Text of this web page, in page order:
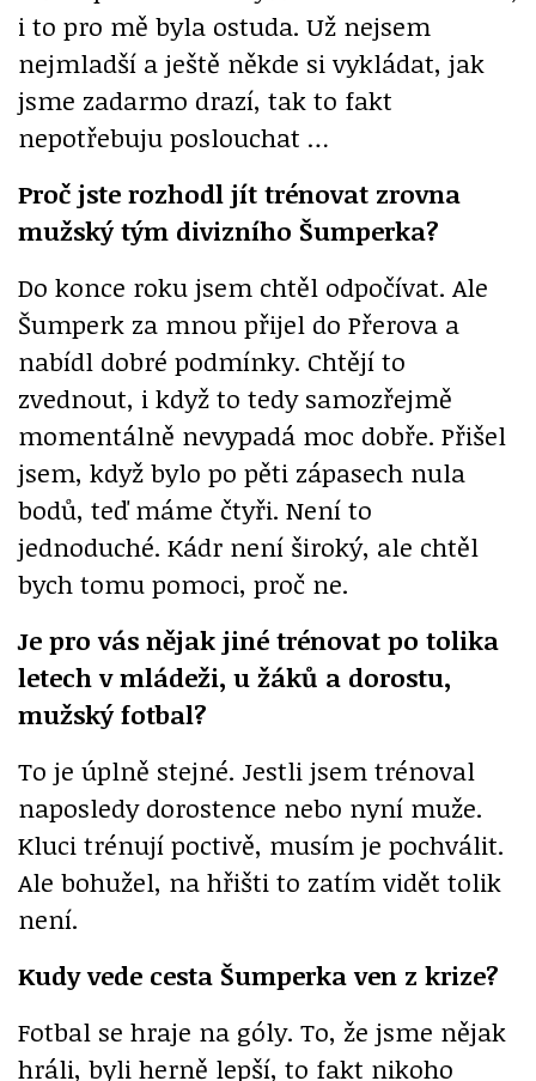
i to pro mě byla ostuda. Už nejsem
nejmladší a ještě někde si vykládat, jak
jsme zadarmo drazí, tak to fakt
nepotřebuju poslouchat …
Proč jste rozhodl jít trénovat zrovna
mužský tým divizního Šumperka?
Do konce roku jsem chtěl odpočívat. Ale
Šumperk za mnou přijel do Přerova a
nabídl dobré podmínky. Chtějí to
zvednout, i když to tedy samozřejmě
momentálně nevypadá moc dobře. Přišel
jsem, když bylo po pěti zápasech nula
bodů, teď máme čtyři. Není to
jednoduché. Kádr není široký, ale chtěl
bych tomu pomoci, proč ne.
Je pro vás nějak jiné trénovat po tolika
letech v mládeži, u žáků a dorostu,
mužský fotbal?
To je úplně stejné. Jestli jsem trénoval
naposledy dorostence nebo nyní muže.
Kluci trénují poctivě, musím je pochválit.
Ale bohužel, na hřišti to zatím vidět tolik
není.
Kudy vede cesta Šumperka ven z krize?
Fotbal se hraje na góly. To, že jsme nějak
hráli, byli herně lepší, to fakt nikoho